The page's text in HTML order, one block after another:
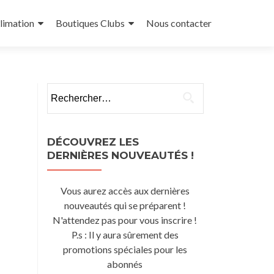
Boutiques Clubs Nous contacter
DÉCOUVREZ LES
DERNIÈRES NOUVEAUTÉS !
Vous aurez accès aux dernières
nouveautés qui se préparent !
N'attendez pas pour vous inscrire !
P.s : Il y aura sûrement des
promotions spéciales pour les
abonnés